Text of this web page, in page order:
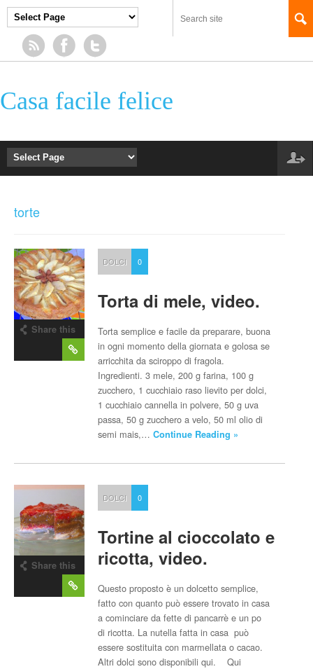
Casa facile felice
torte
Share this
DOLCI 0
Torta di mele, video.
Torta semplice e facile da preparare, buona
in ogni momento della giornata e golosa se
arricchita da sciroppo di fragola.
Ingredienti. 3 mele, 200 g farina, 100 g
zucchero, 1 cucchiaio raso lievito per dolci,
1 cucchiaio cannella in polvere, 50 g uva
passa, 50 g zucchero a velo, 50 ml olio di
semi mais,…Continue Reading »
Share this
DOLCI 0
Tortine al cioccolato e
ricotta, video.
Questo proposto è un dolcetto semplice,
fatto con quanto può essere trovato in casa
a cominciare da fette di pancarrè e un po
di ricotta. La nutella fatta in casa può
essere sostituita con marmellata o cacao.
Altri dolci sono disponibili qui. Qui